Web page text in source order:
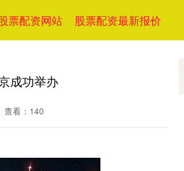
票配资网站 股票配资最新报价
成功举办
查看：140